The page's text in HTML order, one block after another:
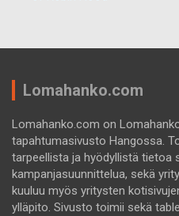
Lomahanko.com
Lomahanko.com on
tapahtumasivusto Hangossa.
tarpeellista ja hyödyllistä tietoa
kampanjasuunnittelua, sekä
kuuluu myös yritysten
ylläpito. Sivusto toimii sekä